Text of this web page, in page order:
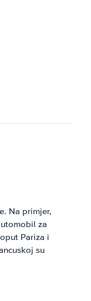
Na primjer,
za
Pariza i
su